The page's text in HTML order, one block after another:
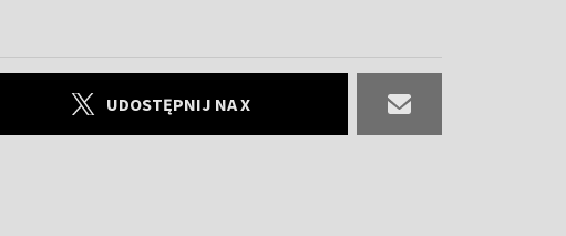
UDOSTĘPNIJ NA X